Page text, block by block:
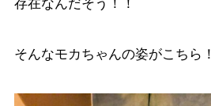
存在なんだそう！！
そんなモカちゃんの姿がこちら！